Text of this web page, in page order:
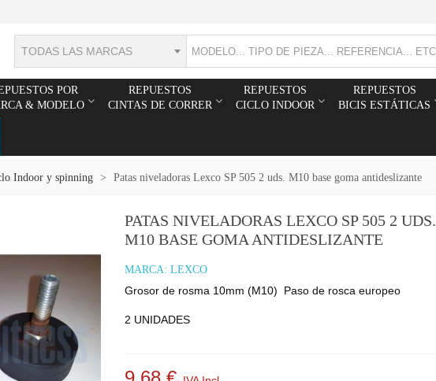
TODAS LAS MARCAS
POR
& MODELO
REPUESTOS
CINTAS DE CORRER
REPUESTOS
CICLO INDOOR
REPUESTOS
BICIS ESTÁTICAS
Indoor y spinning > Patas niveladoras Lexco SP 505 2 uds. M10 base goma antideslizante
PATAS NIVELADORAS LEXCO SP 505 2 UDS.
M10 BASE GOMA ANTIDESLIZANTE
MARCA: LEXCO
Grosor de rosma 10mm (M10) Paso de rosca europeo
2 UNIDADES